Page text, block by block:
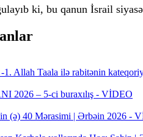
ki, bu qanun İsrail
1. Allah Taala ilə rabitənin
2026 – 5-ci buraxılış - VİDEO
(ə) 40 Mərasimi | Ərbəin 2026 -